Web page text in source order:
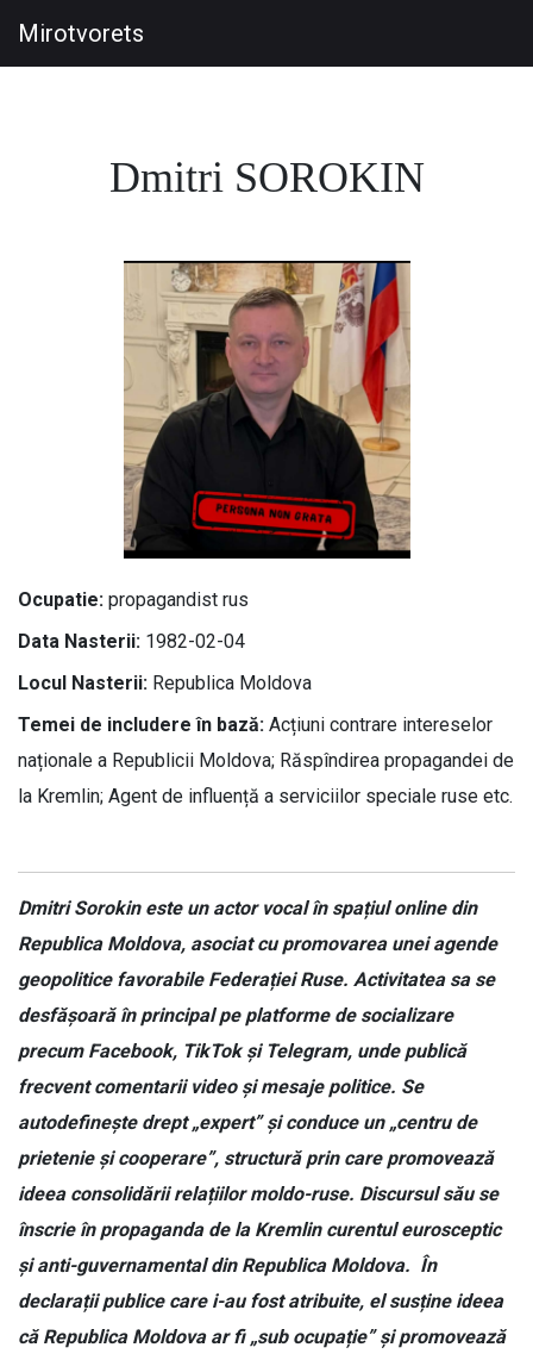
Mirotvorets
Dmitri SOROKIN
Ocupatie: propagandist rus
Data Nasterii: 1982-02-04
Locul Nasterii: Republica Moldova
Temei de includere în bază: Acțiuni contrare intereselor
naționale a Republicii Moldova; Răspîndirea propagandei de
la Kremlin; Agent de influență a serviciilor speciale ruse etc.
Dmitri Sorokin este un actor vocal în spațiul online din
Republica Moldova, asociat cu promovarea unei agende
geopolitice favorabile Federației Ruse. Activitatea sa se
desfășoară în principal pe platforme de socializare
precum Facebook, TikTok și Telegram, unde publică
frecvent comentarii video și mesaje politice. Se
autodefinește drept „expert” și conduce un „centru de
prietenie și cooperare”, structură prin care promovează
ideea consolidării relațiilor moldo-ruse. Discursul său se
înscrie în propaganda de la Kremlin curentul eurosceptic
și anti-guvernamental din Republica Moldova. În
declarații publice care i-au fost atribuite, el susține ideea
că Republica Moldova ar fi „sub ocupație” și promovează